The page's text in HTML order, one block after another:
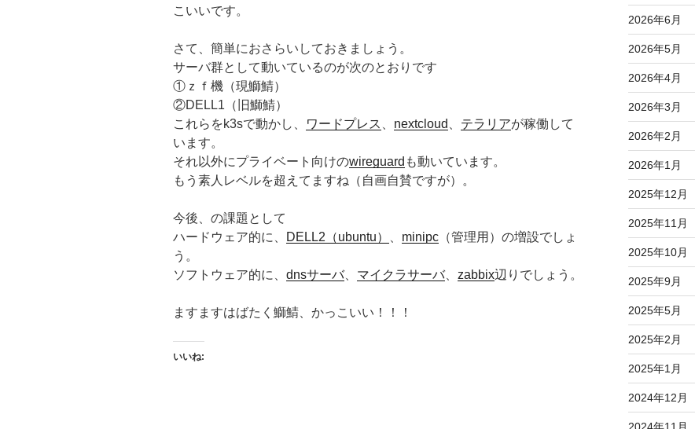
こいいです。
さて、簡単におさらいしておきましょう。
サーバ群として動いているのが次のとおりです
①ｚｆ機（現鰤鯖）
②DELL1（旧鰤鯖）
これらをk3sで動かし、
ワードプレス nextcloud テラリアが稼働して
います。
それ以外にプライベート向けのwireguard も動いています。
もう素人レベルを超えてますね（自画自賛ですが）。
今後、の課題として
ハードウェア的に、
DELL2（ubuntu） minipc （管理用）の増設でしょ
う。
ソフトウェア的に、 dnsサーバ、 マイクラサーバ、 zabbix辺りでしょう。
ますますはばたく鰤鯖、かっこいい！！！
いいね:
2026年6月
2026年5月
2026年4月
2026年3月
2026年2月
2026年1月
2025年12月
2025年11月
2025年10月
2025年9月
2025年5月
2025年2月
2025年1月
2024年12月